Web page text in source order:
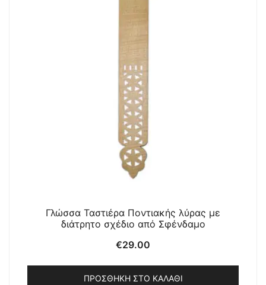
Γλώσσα Ταστιέρα Ποντιακής λύρας με
διάτρητο σχέδιο από Σφένδαμο
€29.00
ΠΡΟΣΘΉΚΗ ΣΤΟ ΚΑΛΆΘΙ